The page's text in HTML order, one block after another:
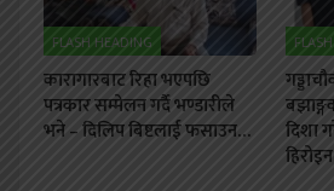
FLASH HEADING
कारागारबाट रिहा भएपछि
पत्रकार सम्मेलन गर्दै भण्डारीले
भने – दिलिप बिष्टलाई फसाउन…
दिशा
हिरोइन